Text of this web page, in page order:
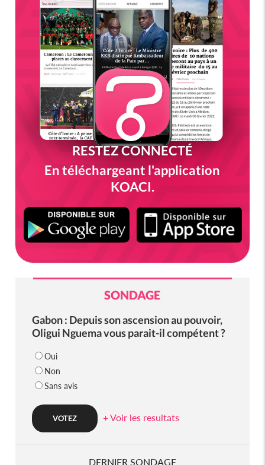
RESTEZ CONNECTÉ
En téléchargeant l'application
KOACI.
SONDAGE
Gabon : Depuis son ascension au pouvoir,
Oligui Nguema vous parait-il compétent ?
Oui
Non
Sans avis
+ Voir les resultats
DERNIER SONDAGE